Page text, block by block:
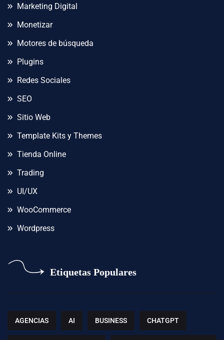
Marketing Digital
Monetizar
Motores de búsqueda
Plugins
Redes Sociales
SEO
Sitio Web
Template Kits y Themes
Tienda Online
Trading
UI/UX
WooCommerce
Wordpress
Etiquetas Populares
AGENCIAS AI BUSINESS CHATGPT